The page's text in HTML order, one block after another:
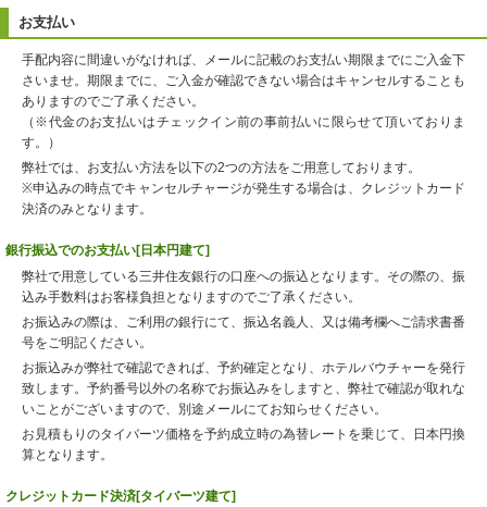
お支払い
手配内容に間違いがなければ、メールに記載のお支払い期限までにご入金下
さいませ。期限までに、ご入金が確認できない場合はキャンセルすることも
ありますのでご了承ください。
（※代金のお支払いはチェックイン前の事前払いに限らせて頂いておりま
す。）
弊社では、お支払い方法を以下の2つの方法をご用意しております。
※申込みの時点でキャンセルチャージが発生する場合は、クレジットカード
決済のみとなります。
銀行振込でのお支払い[日本円建て]
弊社で用意している三井住友銀行の口座への振込となります。その際の、振
込み手数料はお客様負担となりますのでご了承ください。
お振込みの際は、ご利用の銀行にて、振込名義人、又は備考欄へご請求書番
号をご明記ください。
お振込みが弊社で確認できれば、予約確定となり、ホテルバウチャーを発行
致します。予約番号以外の名称でお振込みをしますと、弊社で確認が取れな
いことがございますので、別途メールにてお知らせください。
お見積もりのタイバーツ価格を予約成立時の為替レートを乗じて、日本円換
算となります。
クレジットカード決済[タイバーツ建て]